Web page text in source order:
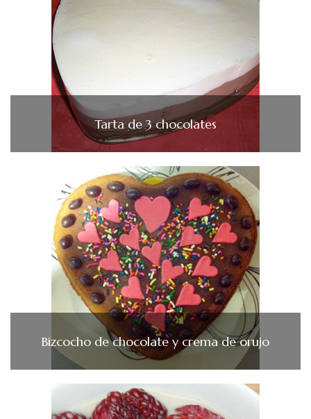
Tarta de 3 chocolates
Bizcocho de chocolate y crema de orujo